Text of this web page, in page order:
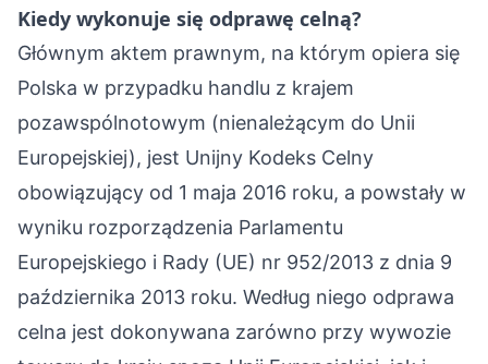
Kiedy wykonuje się odprawę celną?
Głównym aktem prawnym, na którym opiera się
Polska w przypadku handlu z krajem
pozawspólnotowym (nienależącym do Unii
Europejskiej), jest Unijny Kodeks Celny
obowiązujący od 1 maja 2016 roku, a powstały w
wyniku rozporządzenia Parlamentu
Europejskiego i Rady (UE) nr 952/2013 z dnia 9
października 2013 roku. Według niego odprawa
celna jest dokonywana zarówno przy wywozie